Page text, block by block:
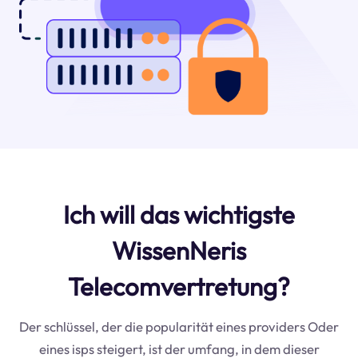
Ich will das wichtigste
WissenNeris
Telecomvertretung?
Der schlüssel, der die popularität eines providers Oder
eines isps steigert, ist der umfang, in dem dieser